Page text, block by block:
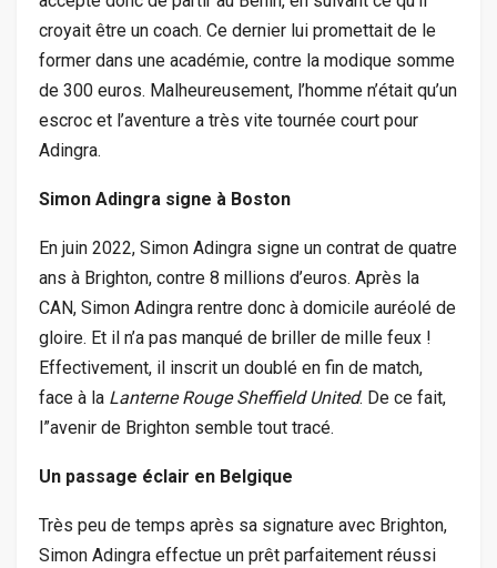
croyait être un coach. Ce dernier lui promettait de le
former dans une académie, contre la modique somme
de 300 euros. Malheureusement, l’homme n’était qu’un
escroc et l’aventure a très vite tournée court pour
Adingra.
Simon Adingra signe à Boston
En juin 2022, Simon Adingra signe un contrat de quatre
ans à Brighton, contre 8 millions d’euros. Après la
CAN, Simon Adingra rentre donc à domicile auréolé de
gloire. Et il n’a pas manqué de briller de mille feux !
Effectivement, il inscrit un doublé en fin de match,
face à la Lanterne Rouge Sheffield United. De ce fait,
l”avenir de Brighton semble tout tracé.
Un passage éclair en Belgique
Très peu de temps après sa signature avec Brighton,
Simon Adingra effectue un prêt parfaitement réussi